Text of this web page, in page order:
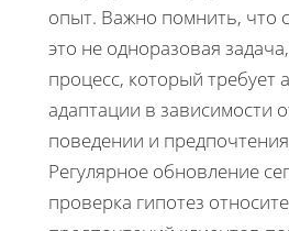
опыт. Важно помнить, что
это не одноразовая
процесс, который требует
адаптации в зависимости
поведении и
Регулярное обновление
проверка гипотез